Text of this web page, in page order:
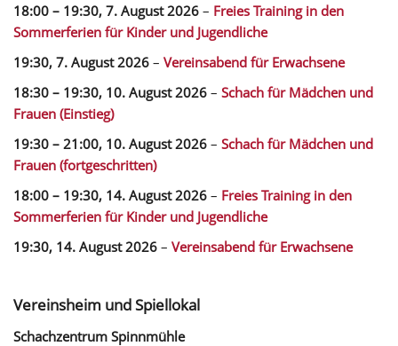
18:00 – 19:30, 7. August 2026 – Freies Training in den
Sommerferien für Kinder und Jugendliche
19:30, 7. August 2026 – Vereinsabend für Erwachsene
18:30 – 19:30, 10. August 2026 – Schach für Mädchen und
Frauen (Einstieg)
19:30 – 21:00, 10. August 2026 – Schach für Mädchen und
Frauen (fortgeschritten)
18:00 – 19:30, 14. August 2026 – Freies Training in den
Sommerferien für Kinder und Jugendliche
19:30, 14. August 2026 – Vereinsabend für Erwachsene
Vereinsheim und Spiellokal
Schachzentrum Spinnmühle